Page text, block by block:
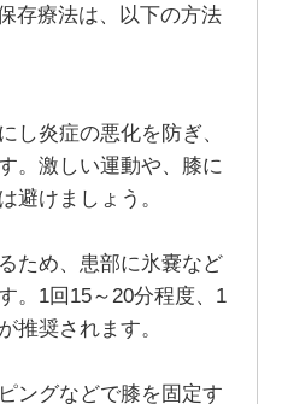
存療法は、以下の方法
し炎症の悪化を防ぎ、
。激しい運動や、膝に
避けましょう。
ため、患部に氷嚢など
。1回15～20分程度、1
推奨されます。
ングなどで膝を固定す